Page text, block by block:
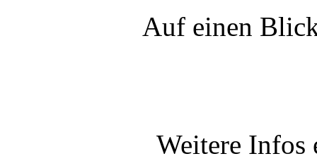
Auf einen
Weitere Infos